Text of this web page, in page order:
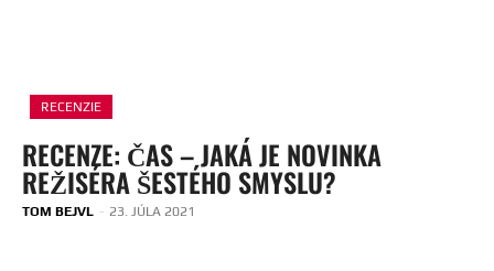
RECENZIE
RECENZE: ČAS – JAKÁ JE NOVINKA
REŽISÉRA ŠESTÉHO SMYSLU?
TOM BEJVL - 23. JÚLA 2021